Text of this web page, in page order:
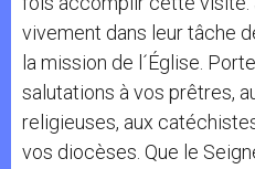
vivement dans leur tâche
la mission de l´Église.
salutations à vos prêtres,
religieuses, aux
vos diocèses. Que le